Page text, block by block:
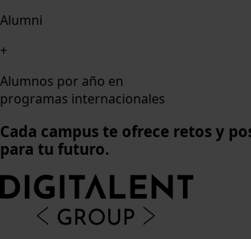
Alumni
+
Alumnos por año en
programas internacionales
Cada campus te ofrece retos y
para tu futuro.